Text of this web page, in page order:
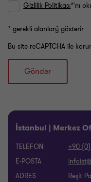
Gizlilik Politikası*'nı
* gerekli alanlarý gösterir
Bu site reCAPTCHA ile
Gönder
İstanbul | Merkez
TELEFON
+90
E-POSTA
ADRES
Reşit